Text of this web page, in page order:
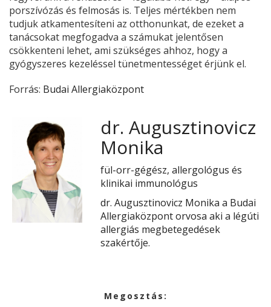
porszívózás és felmosás is. Teljes mértékben nem
tudjuk atkamentesíteni az otthonunkat, de ezeket a
tanácsokat megfogadva a számukat jelentősen
csökkenteni lehet, ami szükséges ahhoz, hogy a
gyógyszeres kezeléssel tünetmentességet érjünk el.
Forrás: Budai Allergiaközpont
dr. Augusztinovicz
Monika
fül-orr-gégész, allergológus és
klinikai immunológus
dr. Augusztinovicz Monika a Budai
Allergiaközpont orvosa aki a légúti
allergiás megbetegedések
szakértője.
Megosztás: